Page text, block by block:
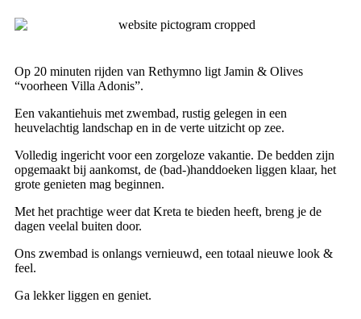
Op 20 minuten rijden van Rethymno ligt Jamin & Olives
“voorheen Villa Adonis”.
Een vakantiehuis met zwembad, rustig gelegen in een
heuvelachtig landschap en in de verte uitzicht op zee.
Volledig ingericht voor een zorgeloze vakantie. De bedden zijn
opgemaakt bij aankomst, de (bad-)handdoeken liggen klaar, het
grote genieten mag beginnen.
Met het prachtige weer dat Kreta te bieden heeft, breng je de
dagen veelal buiten door.
Ons zwembad is onlangs vernieuwd, een totaal nieuwe look &
feel.
Ga lekker liggen en geniet.